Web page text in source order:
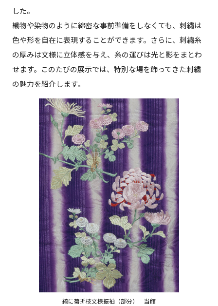
した。
織物や染物のように綿密な事前準備をしなくても、刺繡は
色や形を自在に表現することができます。さらに、刺繡糸
の厚みは文様に立体感を与え、糸の運びは光と影をまとわ
せます。このたびの展示では、特別な場を飾ってきた刺繡
の魅力を紹介します。
縞に菊折枝文様振袖（部分） 当館